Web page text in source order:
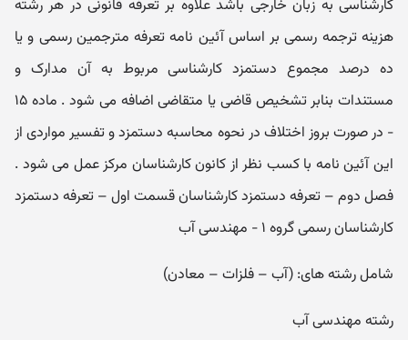
کارشناسی به زبان خارجی باشد علاوه بر تعرفه قانونی در هر رشته
هزینه ترجمه رسمی بر اساس آئین نامه تعرفه مترجمین رسمی و یا
ده درصد مجموع دستمزد کارشناسی مربوط به آن مدارک و
مستندات بنابر تشخیص قاضی یا متقاضی اضافه می شود . ماده ۱۵
- در صورت بروز اختلاف در نحوه محاسبه دستمزد و تفسیر مواردی از
این آئین نامه با کسب نظر از کانون کارشناسان مرکز عمل می شود .
فصل دوم – تعرفه دستمزد کارشناسان قسمت اول – تعرفه دستمزد
کارشناسان رسمی گروه ۱ - مهندسی آب
شامل رشته های: (آب – فلزات – معادن)
رشته مهندسی آب